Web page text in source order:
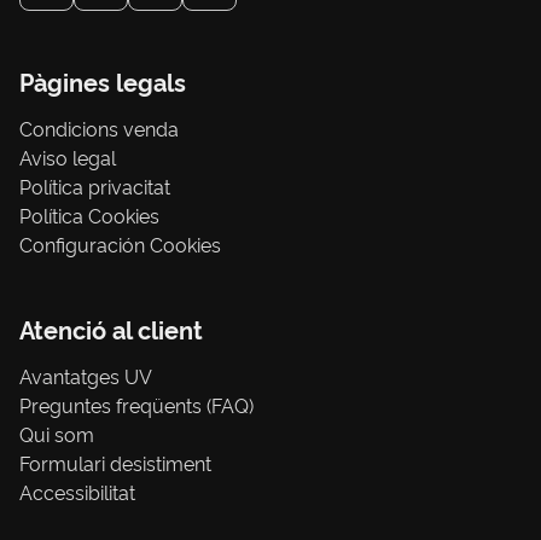
Pàgines legals
Condicions venda
Aviso legal
Política privacitat
Política Cookies
Configuración Cookies
Atenció al client
Avantatges UV
Preguntes freqüents (FAQ)
Qui som
Formulari desistiment
Accessibilitat